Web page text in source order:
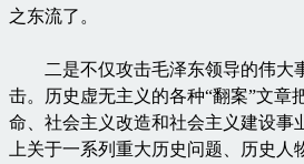
之东流了。
二是不仅攻击毛泽东领导的伟大
击。历史虚无主义的各种“翻案”文章
命、社会主义改造和社会主义建设事
上关于一系列重大历史问题、历史